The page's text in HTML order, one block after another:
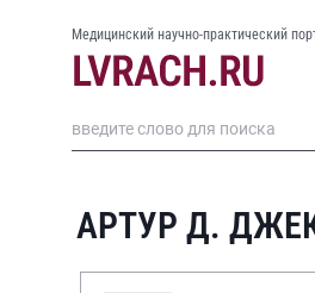
Медицинский научно-практический
АРТУР Д.